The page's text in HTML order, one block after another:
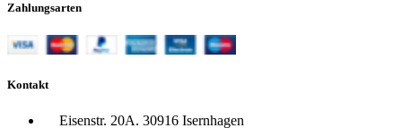
Zahlungsarten
Kontakt
Eisenstr. 20A. 30916 Isernhagen